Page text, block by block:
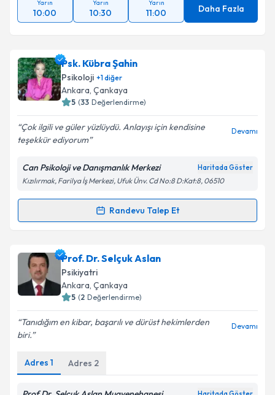
Yarın
10:00
Yarın
10:30
Yarın
11:00 Daha Fazla
Psk. Kübra Şahin
Psikoloji +1diğer
Ankara, Çankaya
5 (33 Değerlendirme)
Çok ilgili ve güler yüzlüydü. Anlayışı için kendisine
teşekkür ediyorum
Devamı
Can Psikoloji ve Danışmanlık Merkezi Haritada Göster
Kızılırmak, Farilya İş Merkezi, Ufuk Ünv. Cd No:8 D:Kat:8, 06510
Randevu Talep Et
Randevu Takvimi Talebi
Psk. Kübra Şahiniçin randevu takvimi talebi
oluşturun. Size bu uzmandan randevu almanız için bir
takvim hazırlandığında e-posta ile bilgilendireceğiz.
Kişisel verilerimin işlenmesine ilişkin
Metni'ni okudum ve kişisel verilerimin belirtilen
kapsamda işlenmesini kabul ediyorum.
Prof. Dr. Selçuk Aslan
Psikiyatri
Ankara, Çankaya
5 (2 Değerlendirme)
Tanıdığım en kibar, başarılı ve dürüst hekimlerden
biri.
Devamı
Adres 1 Adres 2